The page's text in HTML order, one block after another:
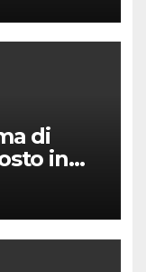
di
in